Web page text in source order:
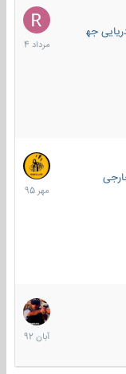
جهان
16
مرداد
1404
27
مهر
1395
22
آبان
1392